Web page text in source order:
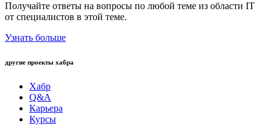
Получайте ответы на вопросы по любой теме из области IT
от специалистов в этой теме.
Узнать больше
другие проекты хабра
Хабр
Q&A
Карьера
Курсы